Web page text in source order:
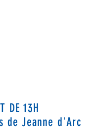
DE 13H
de Jeanne d'Arc